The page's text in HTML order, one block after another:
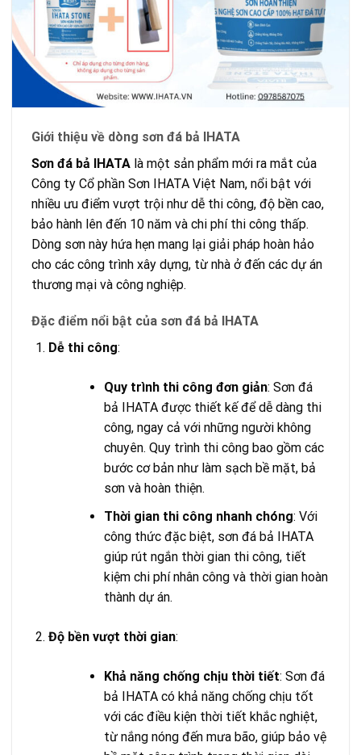
Giới thiệu về dòng sơn đá bả IHATA
Sơn đá bả IHATA là một sản phẩm mới ra mắt của
Công ty Cổ phần Sơn IHATA Việt Nam, nổi bật với
nhiều ưu điểm vượt trội như dễ thi công, độ bền cao,
bảo hành lên đến 10 năm và chi phí thi công thấp.
Dòng sơn này hứa hẹn mang lại giải pháp hoàn hảo
cho các công trình xây dựng, từ nhà ở đến các dự án
thương mại và công nghiệp.
Đặc điểm nổi bật của sơn đá bả IHATA
Dễ thi công:
Quy trình thi công đơn giản: Sơn đá
bả IHATA được thiết kế để dễ dàng thi
công, ngay cả với những người không
chuyên. Quy trình thi công bao gồm các
bước cơ bản như làm sạch bề mặt, bả
sơn và hoàn thiện.
Thời gian thi công nhanh chóng: Với
công thức đặc biệt, sơn đá bả IHATA
giúp rút ngắn thời gian thi công, tiết
kiệm chi phí nhân công và thời gian hoàn
thành dự án.
Độ bền vượt thời gian:
Khả năng chống chịu thời tiết: Sơn đá
bả IHATA có khả năng chống chịu tốt
với các điều kiện thời tiết khắc nghiệt,
từ nắng nóng đến mưa bão, giúp bảo vệ